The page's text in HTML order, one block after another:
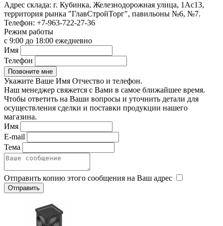
Адрес склада: г. Кубинка, Железнодорожная улица, 1Ас13,
территория рынка "ГлавСтройТорг", павильоны №6, №7.
Телефон: +7-963-722-27-36
Режим работы
с 9:00 до 18:00 ежедневно
Имя
Телефон
Укажите Ваше Имя Отчество и телефон.
Наш менеджер свяжется с Вами в самое ближайшее время.
Чтобы ответить на Ваши вопросы и уточнить детали для
осуществления сделки и поставки продукции нашего
магазина.
Имя
E-mail
Тема
Отправить копию этого сообщения на Ваш адрес